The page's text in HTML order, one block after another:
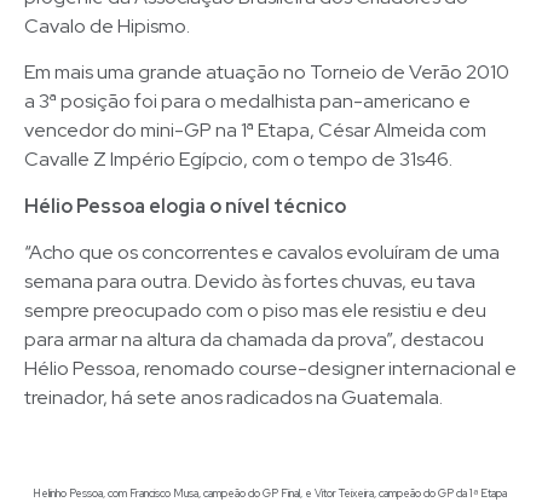
Cavalo de Hipismo.
Em mais uma grande atuação no Torneio de Verão 2010
a 3ª posição foi para o medalhista pan-americano e
vencedor do mini-GP na 1ª Etapa, César Almeida com
Cavalle Z Império Egípcio, com o tempo de 31s46.
Hélio Pessoa elogia o nível técnico
“Acho que os concorrentes e cavalos evoluíram de uma
semana para outra. Devido às fortes chuvas, eu tava
sempre preocupado com o piso mas ele resistiu e deu
para armar na altura da chamada da prova”, destacou
Hélio Pessoa, renomado course-designer internacional e
treinador, há sete anos radicados na Guatemala.
Helinho Pessoa, com Francisco Musa, campeão do GP Final, e Vitor Teixeira, campeão do GP da 1ª Etapa